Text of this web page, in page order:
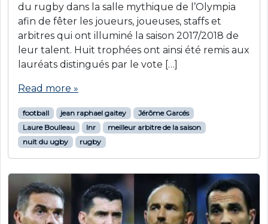
du rugby dans la salle mythique de l’Olympia
afin de fêter les joueurs, joueuses, staffs et
arbitres qui ont illuminé la saison 2017/2018 de
leur talent. Huit trophées ont ainsi été remis aux
lauréats distingués par le vote […]
Read more »
football jean raphael gaitey
Jérôme Garcés
Laure Boulleau
lnr
meilleur arbitre de la saison
nuit du ugby
rugby